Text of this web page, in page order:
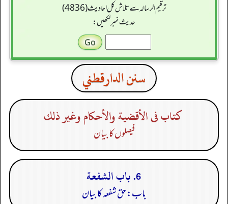
ترقیم الرسالہ سے تلاش کل احادیث (4836)
حدیث نمبر لکھیں:
سنن الدارقطني
كتاب فى الأقضية والأحكام وغير ذلك
فیصلوں کا بیان
6. باب الشفعة
باب: حق شفعہ کا بیان